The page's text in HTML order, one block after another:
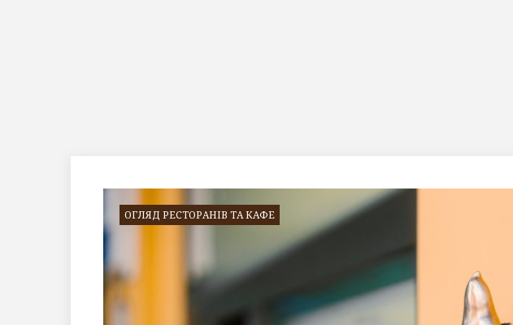
перепічка
ОГЛЯД РЕСТОРАНІВ ТА КАФЕ